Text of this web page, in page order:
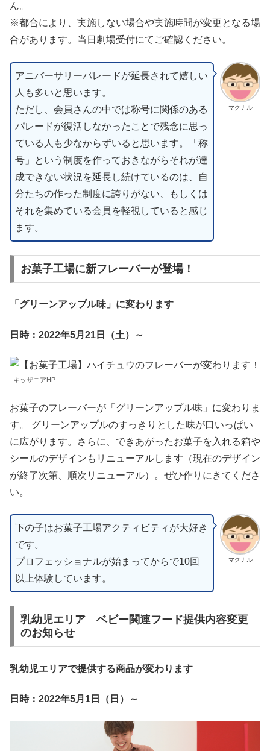
ん。
※都合により、実施しない場合や実施時間が変更となる場
合があります。当日劇場受付にてご確認ください。
マクナル
アニバーサリーパレードが延長されて嬉しい
人も多いと思います。
ただし、会員さんの中では称号に関係のある
パレードが復活しなかったことで残念に思っ
ている人も少なからずいると思います。「称
号」という制度を作っておきながらそれが達
成できない状況を延長し続けているのは、自
分たちの作った制度に誇りがない、もしくは
それを集めている会員を軽視していると感じ
ます。
お菓子工場に新フレーバーが登場！
「グリーンアップル味」に変わります
日時：2022年5月21日（土）～
キッザニアHP
お菓子のフレーバーが「グリーンアップル味」に変わりま
す。 グリーンアップルのすっきりとした味が口いっぱい
に広がります。さらに、できあがったお菓子を入れる箱や
シールのデザインもリニューアルします（現在のデザイン
が終了次第、順次リニューアル）。ぜひ作りにきてくださ
い。
マクナル
下の子はお菓子工場アクティビティが大好き
です。
プロフェッショナルが始まってからで10回
以上体験しています。
乳幼児エリア ベビー関連フード提供内容変更
のお知らせ
乳幼児エリアで提供する商品が変わります
日時：2022年5月1日（日）～